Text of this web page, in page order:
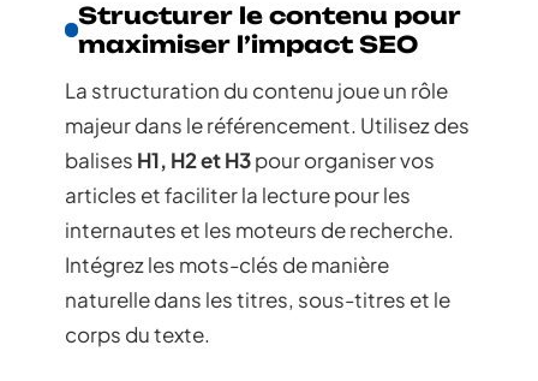
Structurer le contenu pour
maximiser l’impact SEO
La structuration du contenu joue un rôle
majeur dans le référencement. Utilisez des
balises H1, H2 et H3pour organiser vos
articles et faciliter la lecture pour les
internautes et les moteurs de recherche.
Intégrez les mots-clés de manière
naturelle dans les titres, sous-titres et le
corps du texte.